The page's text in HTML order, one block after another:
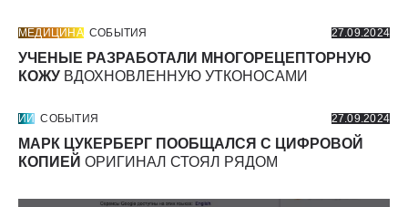
МЕДИЦИНА СОБЫТИЯ 27.09.2024
УЧЕНЫЕ РАЗРАБОТАЛИ МНОГОРЕЦЕПТОРНУЮ
КОЖУ ВДОХНОВЛЕННУЮ УТКОНОСАМИ
ИИ СОБЫТИЯ 27.09.2024
МАРК ЦУКЕРБЕРГ ПООБЩАЛСЯ С ЦИФРОВОЙ
КОПИЕЙ ОРИГИНАЛ СТОЯЛ РЯДОМ